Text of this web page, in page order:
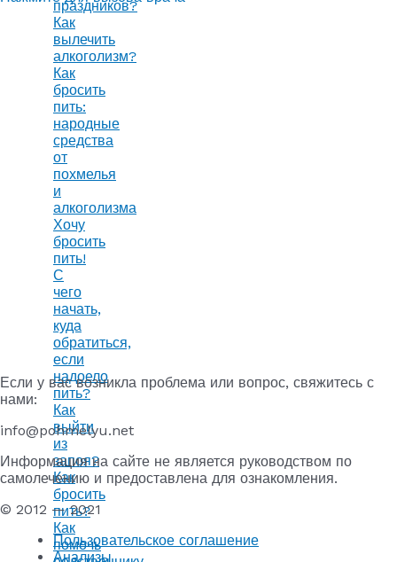
праздников?
Как
вылечить
алкоголизм?
Как
бросить
пить:
народные
средства
от
похмелья
и
алкоголизма
Хочу
бросить
пить!
С
чего
начать,
куда
обратиться,
если
надоело
пить?
Как
выйти
из
запоя?
Как
бросить
пить?
Как
помочь
Если у вас возникла проблема или вопрос, свяжитесь с
нами:
info@pohmelyu.net
Информация на сайте не является руководством по
самолечению и предоставлена для ознакомления.
© 2012 — 2021
Пользовательское соглашение
Анализы